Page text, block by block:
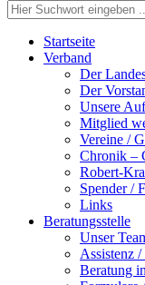
Startseite
Verband
Der
Der
Unsere
Mitglied
Vereine /
Chronik –
Robert-
Spender /
Links
Beratungsstelle
Unser
Assistenz
Beratung